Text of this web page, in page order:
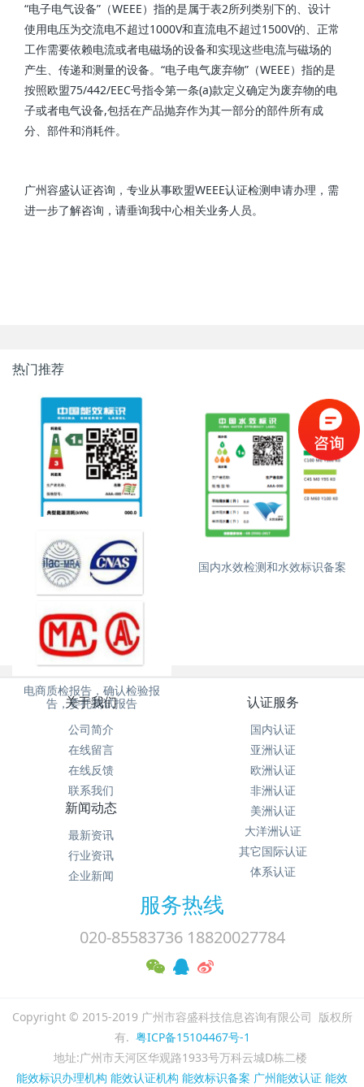
“电子电气设备”（WEEE）指的是属于表2所列类别下的、设计
使用电压为交流电不超过1000V和直流电不超过1500V的、正常
工作需要依赖电流或者电磁场的设备和实现这些电流与磁场的
产生、传递和测量的设备。“电子电气废弃物”（WEEE）指的是
按照欧盟75/442/EEC号指令第一条(a)款定义确定为废弃物的电
子或者电气设备,包括在产品抛弃作为其一部分的部件所有成
分、部件和消耗件。
广州容盛认证咨询，专业从事欧盟WEEE认证检测申请办理，需
进一步了解咨询，请垂询我中心相关业务人员。
热门推荐
国内能效检测和能效标识备案 国内水效检测和水效标识备案
电商质检报告，确认检验报
告，委托测试报告
关于我们
公司简介
在线留言
在线反馈
联系我们
认证服务
国内认证
亚洲认证
欧洲认证
非洲认证
美洲认证
大洋洲认证
其它国际认证
体系认证
新闻动态
最新资讯
行业资讯
企业新闻
服务热线
020-85583736 18820027784
Copyright © 2015-2019 广州市容盛科技信息咨询有限公司 版权所
有. 粤ICP备15104467号-1
地址:广州市天河区华观路1933号万科云城D栋二楼
能效标识办理机构 能效认证机构 能效标识备案 广州能效认证 能效